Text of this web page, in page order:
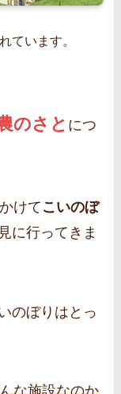
ています。
のさと につ
けて こいのぼ
に行ってきま
のぼりはとっ